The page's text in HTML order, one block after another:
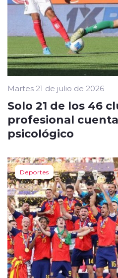
Martes 21 de julio de 2026
Solo 21 de los 46
profesional
psicológico
Deportes